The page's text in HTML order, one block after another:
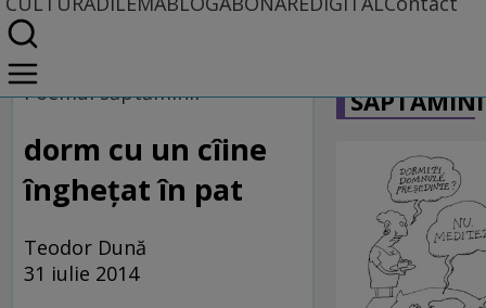
Home
Dileme on-line
Poemul săptămînii
dorm cu un cîine
îngheţat în pat
Teodor Dună
31 iulie 2014